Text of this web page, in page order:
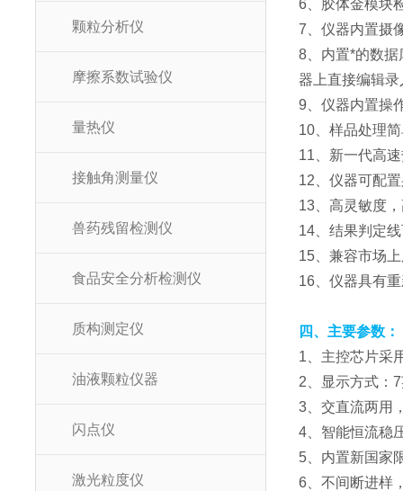
颗粒分析仪
摩擦系数试验仪
量热仪
接触角测量仪
兽药残留检测仪
食品安全分析检测仪
质构测定仪
油液颗粒仪器
闪点仪
激光粒度仪
6、胶体金模块
7、仪器内置摄
8、内置*的数
器上直接编辑
9、仪器内置操
10、样品处理
11、新一代高
12、仪器可配
13、高灵敏度
14、结果判定
15、兼容市场
16、仪器具有
四、主要参数：
1、主控芯片采
2、显示方式：
3、交直流两用
4、智能恒流稳
5、内置新国家
6、不间断进样